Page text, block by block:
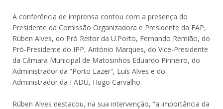
A conferência de imprensa contou com a presença do
Presidente da Comissão Organizadora e Presidente da FAP,
Rúben Alves, do Pró Reitor da U.Porto, Fernando Remião, do
Pró-Presidente do IPP, António Marques, do Vice-Presidente
da Câmara Municipal de Matosinhos Eduardo Pinheiro, do
Administrador da “Porto Lazer”, Luís Alves e do
Administrador da FADU, Hugo Carvalho.
Rúben Alves destacou, na sua intervenção, “a importância da